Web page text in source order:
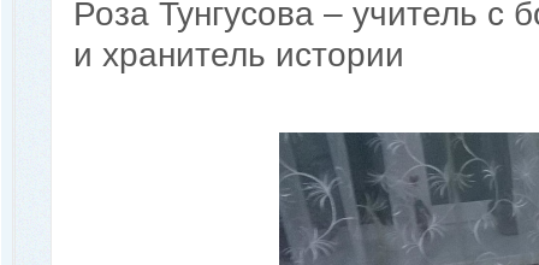
Роза Тунгусова – учитель с
и хранитель истории